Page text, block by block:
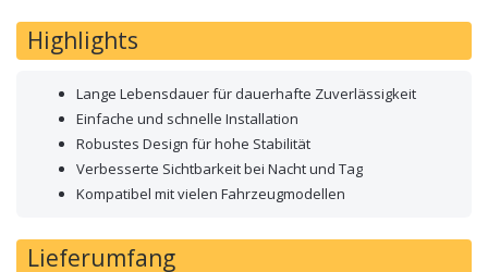
Highlights
Lange Lebensdauer für dauerhafte Zuverlässigkeit
Einfache und schnelle Installation
Robustes Design für hohe Stabilität
Verbesserte Sichtbarkeit bei Nacht und Tag
Kompatibel mit vielen Fahrzeugmodellen
Lieferumfang